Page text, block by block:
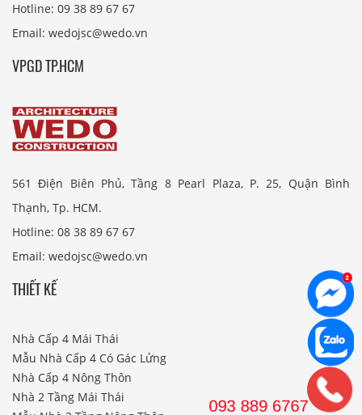
Hotline: 09 38 89 67 67
Email: wedojsc@wedo.vn
VPGD TP.HCM
561 Điện Biên Phủ, Tầng 8 Pearl Plaza, P. 25, Quận Bình
Thạnh, Tp. HCM.
Hotline: 08 38 89 67 67
Email: wedojsc@wedo.vn
THIẾT KẾ
Nhà Cấp 4 Mái Thái
Mẫu Nhà Cấp 4 Có Gác Lửng
Nhà Cấp 4 Nông Thôn
Nhà 2 Tầng Mái Thái